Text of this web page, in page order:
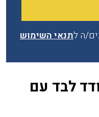
ה לתנאי השימוש
לבד עם